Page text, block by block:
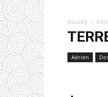
Accueil
Aérien